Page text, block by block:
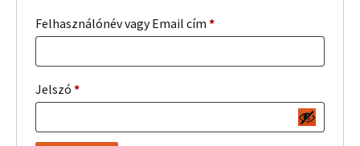
Felhasználónév vagy Email cím *Kötelező
Jelszó *Kötelező